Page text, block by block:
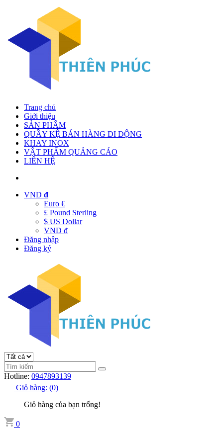
Trang chủ
Giới thiệu
SẢN PHẨM
QUẦY KỆ BÁN HÀNG DI ĐỘNG
KHAY INOX
VẬT PHẨM QUẢNG CÁO
LIÊN HỆ
VND đ
Euro €
£ Pound Sterling
$ US Dollar
VND đ
Đăng nhập
Đăng ký
Hotline: 0947893139
Giỏ hàng: (0)
Giỏ hàng của bạn trống!
0